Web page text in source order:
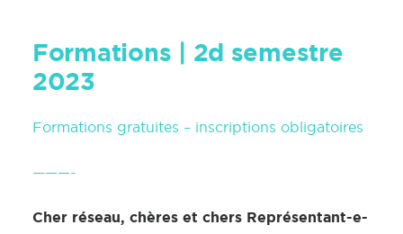
Formations | 2d semestre
2023
Formations gratuites – inscriptions obligatoires
———-
Cher réseau, chères et chers Représentant-e-